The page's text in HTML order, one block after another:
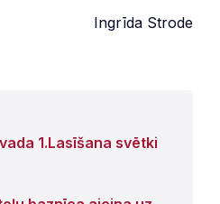
Ingrīda Strode
1.Lasīšana svētki